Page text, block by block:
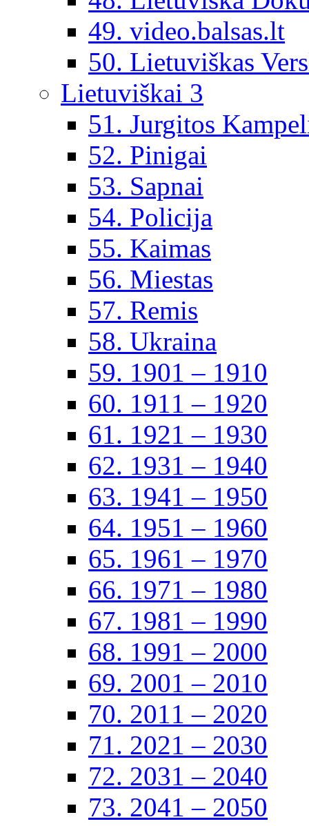
49. video.balsas.lt
50. Lietuviškas
Lietuviškai 3
51. Jurgitos
52. Pinigai
53. Sapnai
54. Policija
55. Kaimas
56. Miestas
57. Remis
58. Ukraina
59. 1901 – 1910
60. 1911 – 1920
61. 1921 – 1930
62. 1931 – 1940
63. 1941 – 1950
64. 1951 – 1960
65. 1961 – 1970
66. 1971 – 1980
67. 1981 – 1990
68. 1991 – 2000
69. 2001 – 2010
70. 2011 – 2020
71. 2021 – 2030
72. 2031 – 2040
73. 2041 – 2050